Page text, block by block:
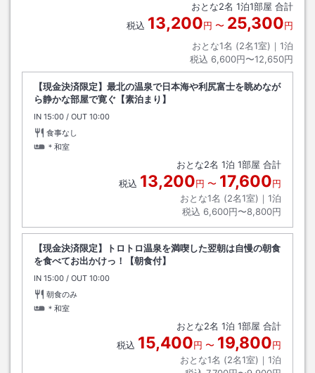
おとな2名 1泊1部屋 合計
税込 13,200円 〜 25,300円
おとな1名 (2名1室)｜ 1泊
税込 6,600円〜12,650円
【現金決済限定】最北の温泉で日本海や利尻富士を眺めなが
ら静かな部屋で寛ぐ【素泊まり】
IN チェックイン
15:00 / OUT チェックアウト
10:00
食事なし
＊和室
おとな2名 1泊 1部屋 合計
税込 13,200円 〜 17,600円
おとな1名 (2名1室)｜ 1泊
税込 6,600円〜8,800円
【現金決済限定】トロトロ温泉を満喫した翌朝は自慢の朝食
を食べてお出かけっ！【朝食付】
IN チェックイン
15:00 / OUT チェックアウト
10:00
朝食のみ
＊和室
おとな2名 1泊 1部屋 合計
税込 15,400円 〜 19,800円
おとな1名 (2名1室)｜ 1泊